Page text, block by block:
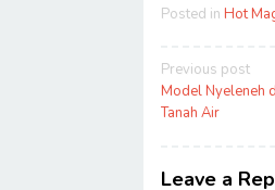
Posted in Hot
Post
navigation
Previous post
Model Nyeleneh
Tanah Air
Leave a